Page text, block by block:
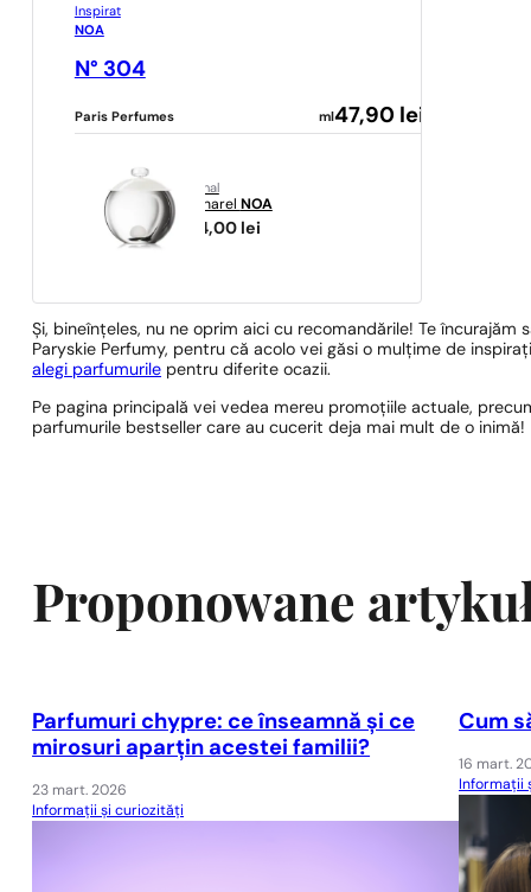
Inspirat
NOA
N° 304
Paris Perfumes ml 47,90 lei
original
Cacharel NOA
504,00 lei
Și, bineînțeles, nu ne oprim aici cu recomandările! Te
Paryskie Perfumy, pentru că acolo vei găsi o mulțime de
alegi parfumurile pentru diferite ocazii.
Pe pagina principală vei vedea mereu promoțiile actuale,
parfumurile bestseller care au cucerit deja mai mult de o inimă!
Proponowane
Parfumuri chypre: ce înseamnă și ce
mirosuri aparțin acestei familii?
23 mart. 2026
Informații și curiozități
Cum
16 mart.
Informații